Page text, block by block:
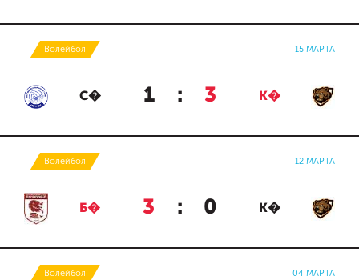
Волейбол 15 МАРТА
С� 1 : 3 К�
Волейбол 12 МАРТА
Б� 3 : 0 К�
Волейбол 04 МАРТА